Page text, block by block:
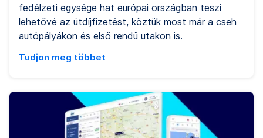
fedélzeti egysége hat európai országban teszi
lehetővé az útdíjfizetést, köztük most már a cseh
autópályákon és első rendű utakon is.
Tudjon meg többet